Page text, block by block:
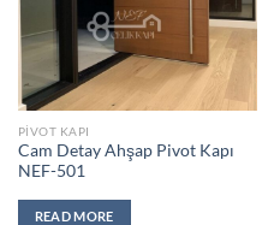
PIVOT KAPI
Cam Detay Ahşap Pivot Kapı
NEF-501
READ MORE